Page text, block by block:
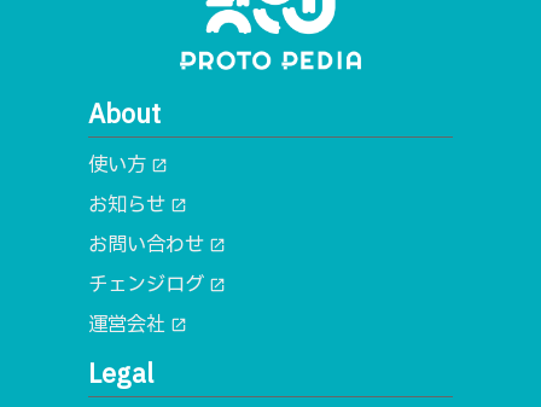
About
使い方 open_in_new
お知らせ open_in_new
お問い合わせ open_in_new
チェンジログ open_in_new
運営会社 open_in_new
Legal